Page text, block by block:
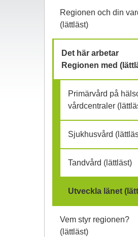
ä
r
h
ä
r
:
Regionen och din
(lättläst)
Det här arbetar
Regionen med
Primärvård på
vårdcentraler
Sjukhusvård
Tandvård (lättläst)
Utveckla länet
Vem styr regionen?
(lättläst)